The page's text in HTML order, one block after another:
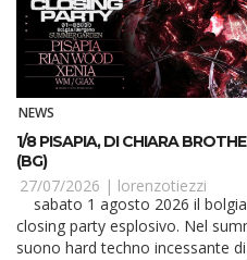
NEWS
1/8 PISAPIA, DI CHIARA
(BG)
27/07/2026 | lorenzotiezzi
closing party esplosivo. Nel
suono hard techno incessante di